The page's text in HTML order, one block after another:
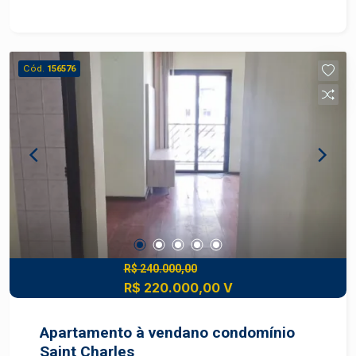
- Fácil acesso às principais vias da cidade
Invista em qualidade de vida e valorização
patrimonial. Agende sua visita e conheça esta
excelente oportunidade no Condomínio Canadá!
Cód. 156576
R$ 240.000,00
R$ 220.000,00 V
Apartamento à vendano condomínio
Saint Charles